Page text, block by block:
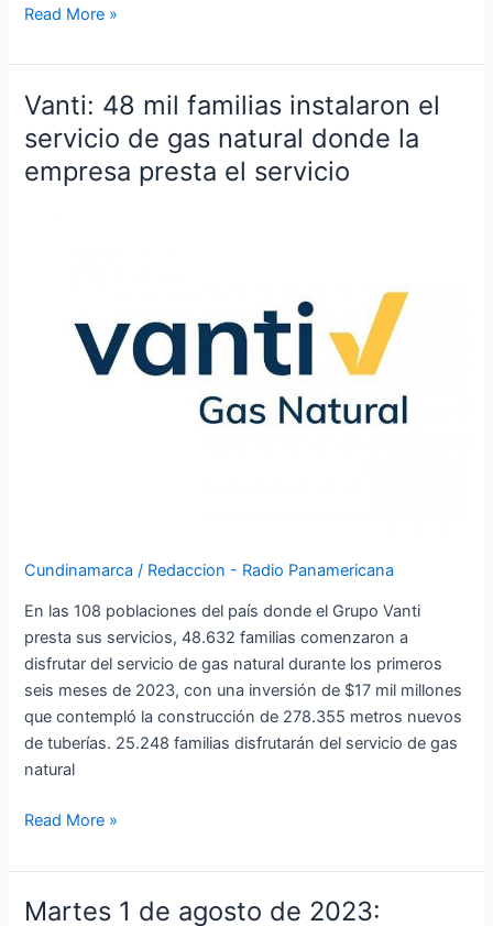
Read More »
Vanti: 48 mil familias instalaron el
servicio de gas natural donde la
empresa presta el servicio
Cundinamarca / Redaccion - Radio Panamericana
En las 108 poblaciones del país donde el Grupo Vanti
presta sus servicios, 48.632 familias comenzaron a
disfrutar del servicio de gas natural durante los primeros
seis meses de 2023, con una inversión de $17 mil millones
que contempló la construcción de 278.355 metros nuevos
de tuberías. 25.248 familias disfrutarán del servicio de gas
natural
Vanti:
mil
familias
Read More »
Martes 1 de agosto de 2023:
Martes